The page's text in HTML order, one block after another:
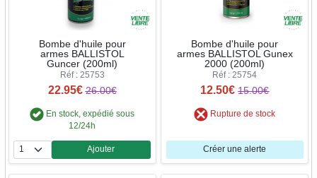
Bombe d'huile pour
armes BALLISTOL
Guncer (200ml)
Réf : 25753
22.95€ 26.00€
En stock, expédié sous
12/24h
Quantité
Ajouter
Bombe d'huile pour
armes BALLISTOL Gunex
2000 (200ml)
Réf : 25754
12.50€ 15.00€
Rupture de stock
Créer une alerte